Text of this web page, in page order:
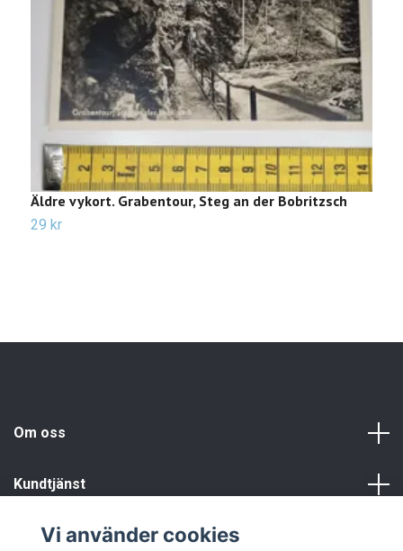
Äldre vykort. Grabentour, Steg an der Bobritzsch
29 kr
Om oss
Kundtjänst
Vi använder cookies